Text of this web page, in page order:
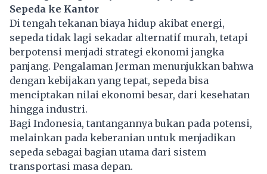
Sepeda ke Kantor
Di tengah tekanan biaya hidup akibat energi,
sepeda tidak lagi sekadar alternatif murah, tetapi
berpotensi menjadi strategi ekonomi jangka
panjang. Pengalaman Jerman menunjukkan bahwa
dengan kebijakan yang tepat, sepeda bisa
menciptakan nilai ekonomi besar, dari kesehatan
hingga industri.
Bagi Indonesia, tantangannya bukan pada potensi,
melainkan pada keberanian untuk menjadikan
sepeda sebagai bagian utama dari sistem
transportasi masa depan.